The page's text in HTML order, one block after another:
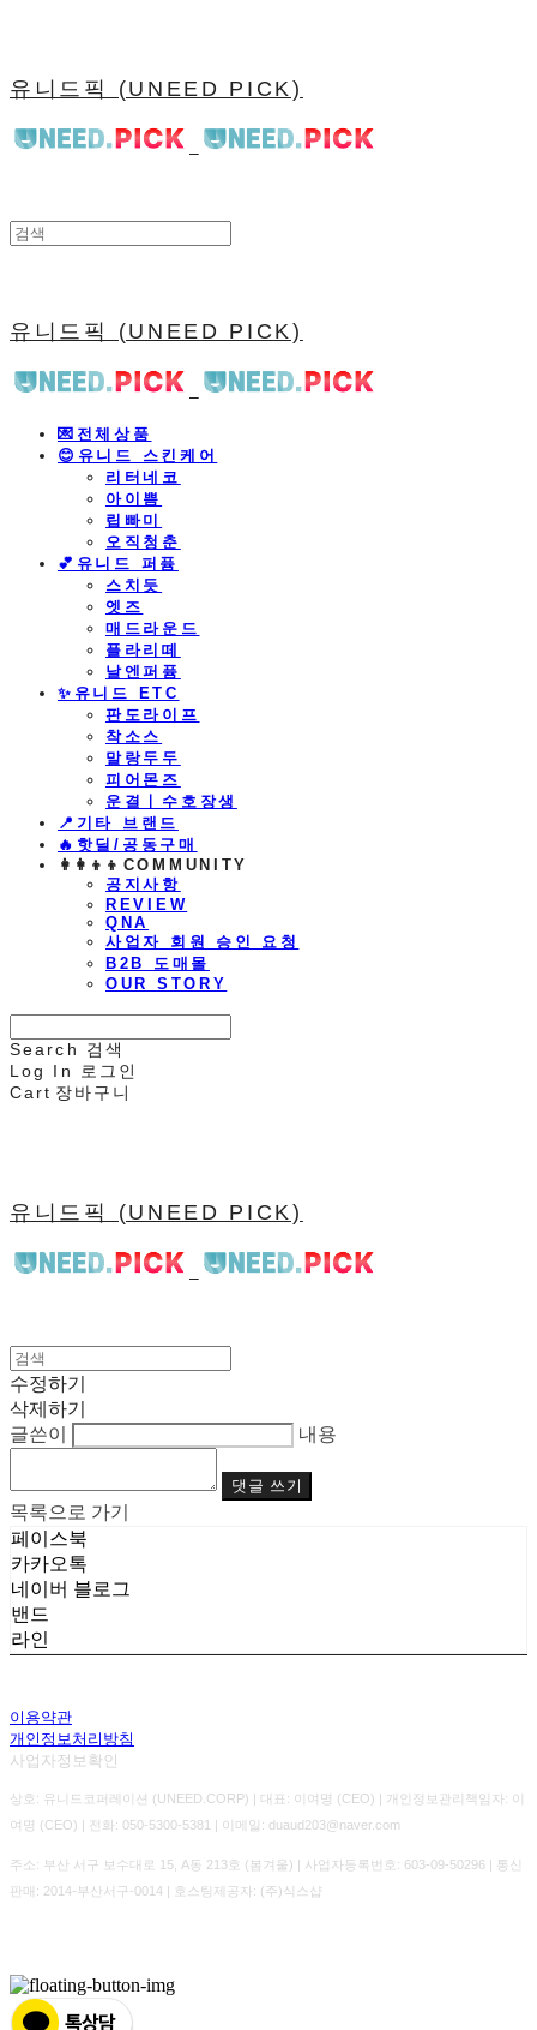
유니드픽 (UNEED PICK)
유니드픽 (UNEED PICK)
💌전체상품
😊유니드 스킨케어
리터네코
아이쁨
립빠미
오직청춘
💕유니드 퍼퓸
스치듯
엣즈
매드라운드
플라리떼
날엔퍼퓸
​✨유니드 ETC
판도라이프
착소스
말랑두두
피어몬즈
운결ㅣ수호장생
📍기타 브랜드
🔥핫딜/공동구매
👩‍👩‍👦‍👦COMMUNITY
공지사항
REVIEW
QNA
사업자 회원 승인 요청
B2B 도매몰
OUR STORY
Search
검색
Log In
로그인
Cart 장바구니
유니드픽 (UNEED PICK)
수정하기
삭제하기
글쓴이
내용
댓글 쓰기
목록으로 가기
페이스북
카카오톡
네이버 블로그
밴드
라인
이용약관
개인정보처리방침
사업자정보확인
상호: 유니드코퍼레이션 (UNEED.CORP) | 대표: 이여명 (CEO) | 개인정보관리책임자: 이
여명 (CEO) | 전화: 050-5300-5381 | 이메일: duaud203@naver.com
주소: 부산 서구 보수대로 15, A동 213호 (봄겨울) | 사업자등록번호: 603-09-50296 | 통신
판매: 2014-부산서구-0014 | 호스팅제공자: (주)식스샵